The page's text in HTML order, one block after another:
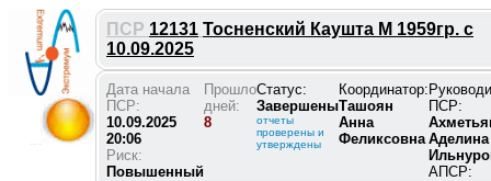
ПСР 12131 Тосненский Каушта М 1959гр. с
10.09.2025
Дата начала
ПСР:
10.09.2025
20:06
Риск:
Повышенный
Прошло
дней:
8
Статус:
Завершены
отчеты
проверены и
утверждены
Координатор:
Ташоян
Анна
Феликсовна
ПСР:
Аделина
АПСР: